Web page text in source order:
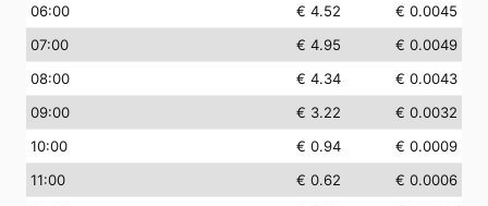
06:00 € 4.52
€ 0.0045
07:00 € 4.95
€ 0.0049
08:00 € 4.34
€ 0.0043
09:00 € 3.22
€ 0.0032
10:00 € 0.94
€ 0.0009
11:00 € 0.62
€ 0.0006